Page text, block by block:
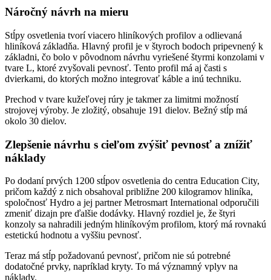
Náročný návrh na mieru
Stĺpy osvetlenia tvorí viacero hliníkových profilov a odlievaná
hliníková základňa. Hlavný profil je v štyroch bodoch pripevnený k
základni, čo bolo v pôvodnom návrhu vyriešené štyrmi konzolami v
tvare L, ktoré zvyšovali pevnosť. Tento profil má aj časti s
dvierkami, do ktorých možno integrovať káble a inú techniku.
Prechod v tvare kužeľovej rúry je takmer za limitmi možností
strojovej výroby. Je zložitý, obsahuje 191 dielov. Bežný stĺp má
okolo 30 dielov.
Zlepšenie návrhu s cieľom zvýšiť pevnosť a znížiť
náklady
Po dodaní prvých 1200 stĺpov osvetlenia do centra Education City,
pričom každý z nich obsahoval približne 200 kilogramov hliníka,
spoločnosť Hydro a jej partner Metrosmart International odporučili
zmeniť dizajn pre ďalšie dodávky. Hlavný rozdiel je, že štyri
konzoly sa nahradili jedným hliníkovým profilom, ktorý má rovnakú
estetickú hodnotu a vyššiu pevnosť.
Teraz má stĺp požadovanú pevnosť, pričom nie sú potrebné
dodatočné prvky, napríklad kryty. To má významný vplyv na
náklady.